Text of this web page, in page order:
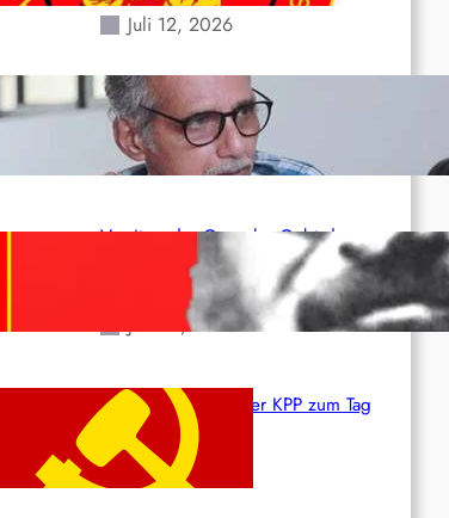
Juli 12, 2026
Indien: „Die Politik der
Kapitulation“ von K. Murali (Ajith)
Juli 1, 2026
Vorsitzender Gonzalo: Gebt das
Leben für die Partei und die
Juni 19, 2026
Beschluss des ZK der KPP zum Tag
des Heldentums
Juni 19, 2026